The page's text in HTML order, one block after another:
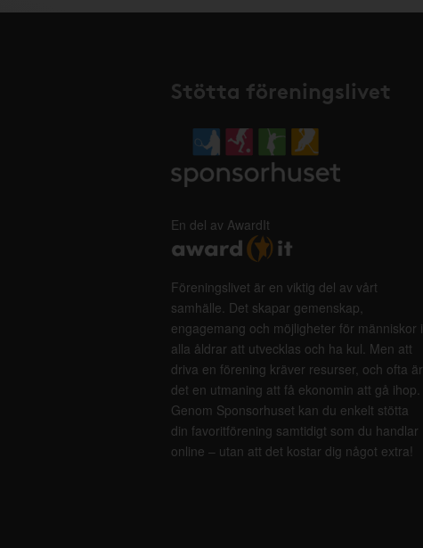
Stötta föreningslivet
En del av AwardIt
Föreningslivet är en viktig del av vårt
samhälle. Det skapar gemenskap,
engagemang och möjligheter för människor i
alla åldrar att utvecklas och ha kul. Men att
driva en förening kräver resurser, och ofta är
det en utmaning att få ekonomin att gå ihop.
Genom Sponsorhuset kan du enkelt stötta
din favoritförening samtidigt som du handlar
online – utan att det kostar dig något extra!